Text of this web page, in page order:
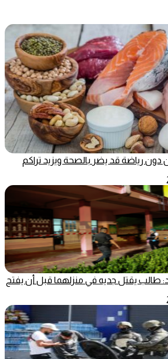
دون رياضة قد يضر بالصحة ويزيد تراكم
طالب يقتل جديه في منزلهما قبل أن يفتح